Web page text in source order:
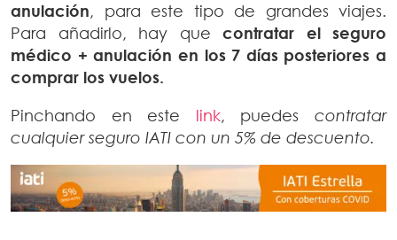
anulación, para este tipo de grandes viajes.
Para añadirlo, hay que contratar el seguro
médico + anulación en los 7 días posteriores a
comprar los vuelos.
Pinchando en este link, puedescontratar
cualquier seguro IATI con un 5% de descuento.